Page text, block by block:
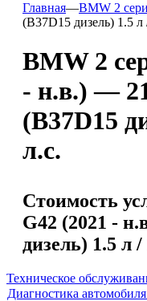
Главная—BMW 2
(B37D15 дизель) 1.5 л
BMW 2
- н.в.) —
(B37D15
л.с.
Стоимость
G42 (2021 -
дизель) 1.5 л /
Техническое
Диагностика